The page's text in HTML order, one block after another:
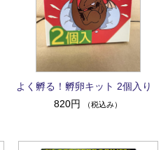
よく孵る！孵卵キット 2個入り
820円
（税込み）